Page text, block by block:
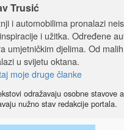
Trusić
i automobilima pronalazi
i užitka. Određene
umjetničkim djelima. Od
u svijetu oktana.
moje druge članke
odražavaju osobne stavove
nužno stav redakcije portala.